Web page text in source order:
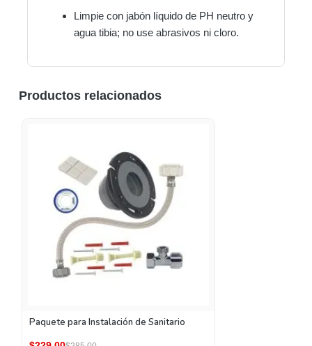
Limpie con jabón líquido de PH neutro y
agua tibia; no use abrasivos ni cloro.
Productos relacionados
Paquete para Instalación de Sanitario